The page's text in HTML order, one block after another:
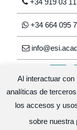
+34 919 03
+34 664 095
Escuela de
Al interactuar
analíticas de
los accesos y
sobre nuestra